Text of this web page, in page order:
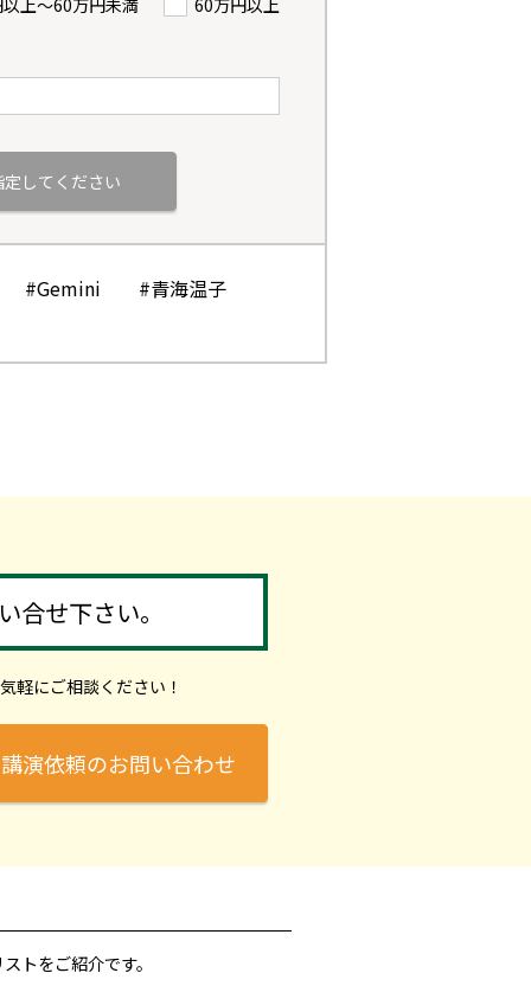
上〜60万円未満 60万円以上
#Gemini #青海温子
合せ下さい。
軽にご相談ください！
講演依頼のお問い合わせ
トをご紹介です。